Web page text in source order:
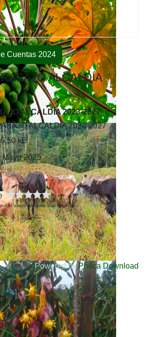
Cuentas 2024
ALCALDÍA
ALCALDÍA 2023-2027
ALCALDÍA 2023-2027
kB
Mayo 2025
in users can rate this file
Powered byPhoca Download